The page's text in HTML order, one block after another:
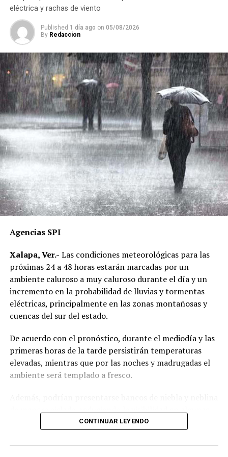
Congreso del Estado de Veracruz, del lunes 25 al viernes
29 de abril.
RELATED TOPICS:
DESPUÉS
Multihomicidio en Tuxpan, por drogas: Cuitláhuac
ANTES
Tormentas en zonas montañosas de Veracruz
eléctrica y rachas de viento
Published 1 día ago on 05/08/2026
By Redaccion
Agencias SPI
Xalapa, Ver.- Las condiciones meteorológicas para las
próximas 24 a 48 horas estarán marcadas por un
ambiente caluroso a muy caluroso durante el día y un
incremento en la probabilidad de lluvias y tormentas
eléctricas, principalmente en las zonas montañosas y
cuencas del sur del estado.
De acuerdo con el pronóstico, durante el mediodía y las
primeras horas de la tarde persistirán temperaturas
elevadas, mientras que por las noches y madrugadas el
ambiente será templado a fresco.
Las precipitaciones estarán acompañadas de actividad
CONTINUAR LEYENDO